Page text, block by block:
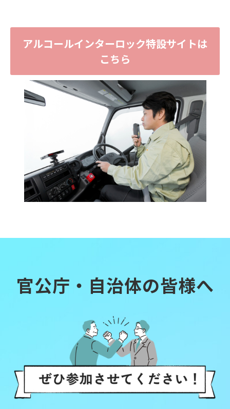
アルコールインターロック特設サイトは
こちら
官公庁・自治体の皆様へ